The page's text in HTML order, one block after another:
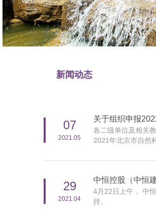
新闻动态
07
2021.05
关于组织申报
各二级单位及相关
2021年北京市自然
29
2021.04
中恒控股（中恒
4月22日上午， 中
持。